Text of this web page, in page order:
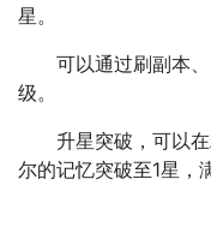
星。
可以通过刷副本、
级。
升星突破，可以在
尔的记忆突破至1星，